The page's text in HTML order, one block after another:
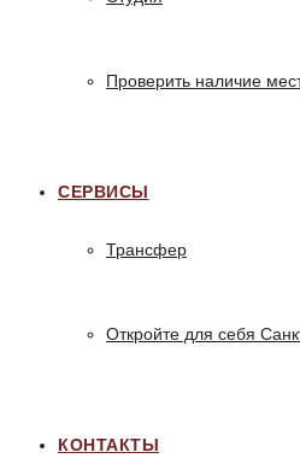
Проверить наличие
СЕРВИСЫ
Трансфер
Откройте для себя
КОНТАКТЫ